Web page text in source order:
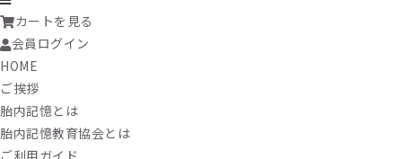
カートを見る
会員ログイン
HOME
ご挨拶
胎内記憶とは
胎内記憶教育協会とは